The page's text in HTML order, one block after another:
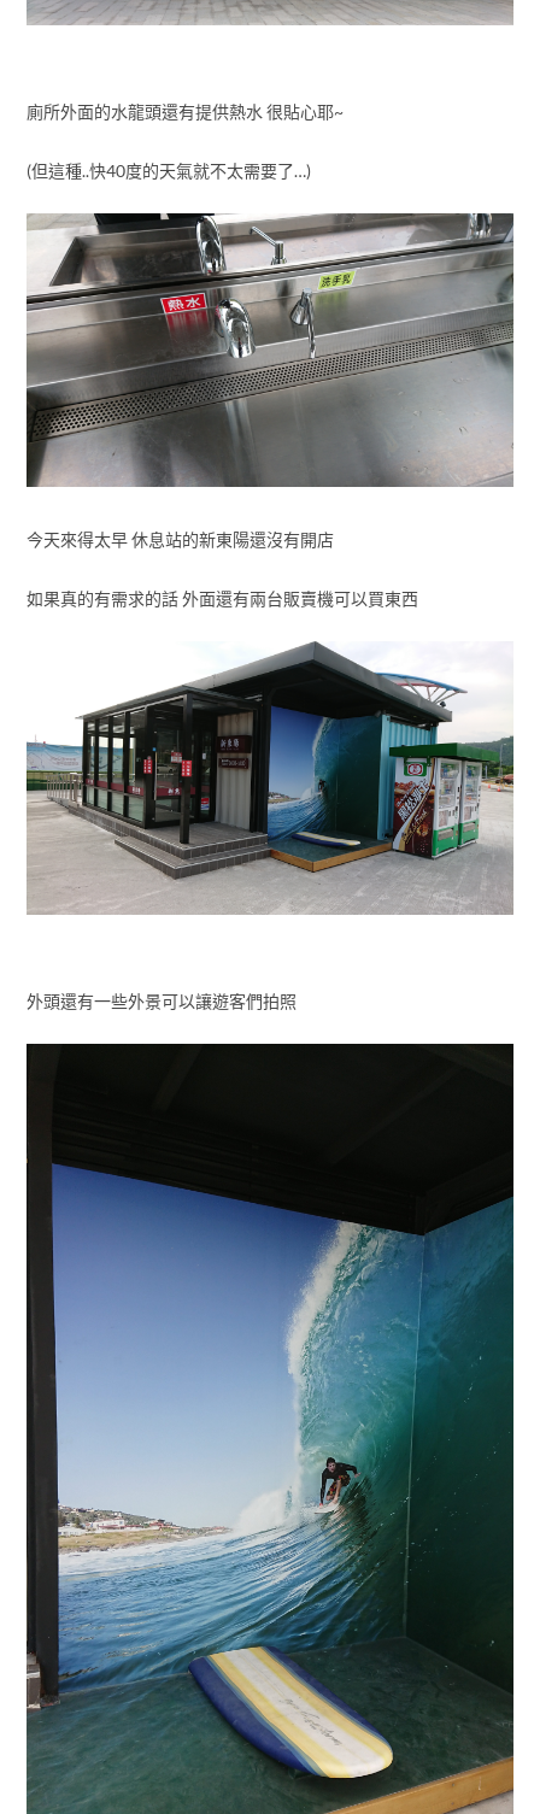
廁所外面的水龍頭還有提供熱水 很貼心耶~
(但這種..快40度的天氣就不太需要了…)
今天來得太早 休息站的新東陽還沒有開店
如果真的有需求的話 外面還有兩台販賣機可以買東西
外頭還有一些外景可以讓遊客們拍照